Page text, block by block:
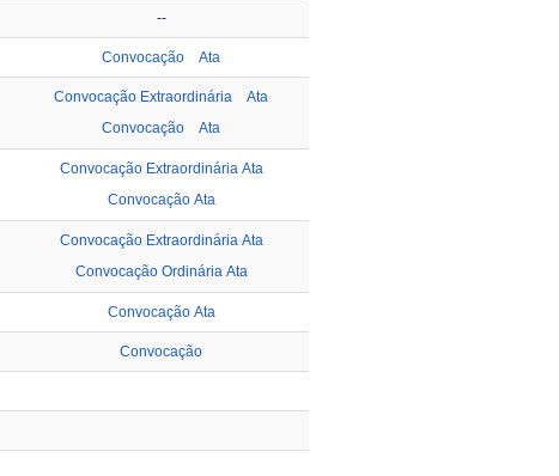
--
Convocação Ata
Convocação Extraordinária
Ata
Convocação
Ata
Convocação Extraordinária Ata
Convocação Ata
Convocação Extraordinária Ata
Convocação Ordinária Ata
Convocação Ata
Convocação